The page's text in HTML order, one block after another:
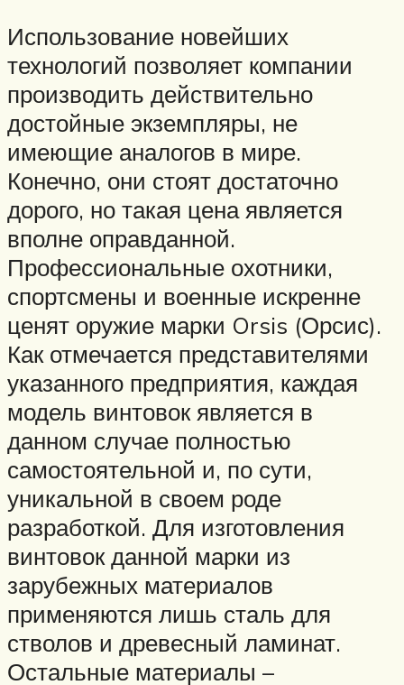
Использование новейших
технологий позволяет компании
производить действительно
достойные экземпляры, не
имеющие аналогов в мире.
Конечно, они стоят достаточно
дорого, но такая цена является
вполне оправданной.
Профессиональные охотники,
спортсмены и военные искренне
ценят оружие марки Orsis (Орсис).
Как отмечается представителями
указанного предприятия, каждая
модель винтовок является в
данном случае полностью
самостоятельной и, по сути,
уникальной в своем роде
разработкой. Для изготовления
винтовок данной марки из
зарубежных материалов
применяются лишь сталь для
стволов и древесный ламинат.
Остальные материалы –